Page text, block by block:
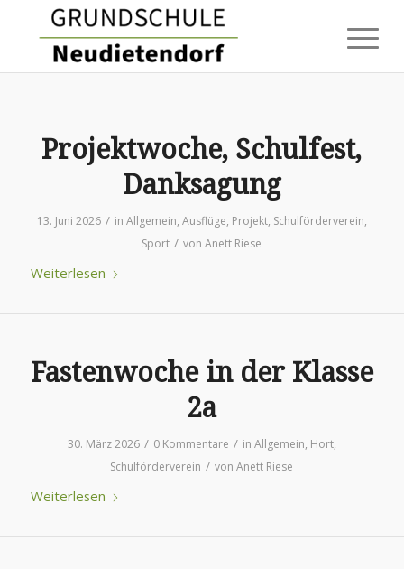
Projektwoche, Schulfest,
Danksagung
13. Juni 2026 / in Allgemein, Ausflüge, Projekt, Schulförderverein,
Sport / vonAnett Riese
Weiterlesen
Fastenwoche in der Klasse
2a
30. März 2026 / 0 Kommentare / in Allgemein, Hort,
Schulförderverein / vonAnett Riese
Weiterlesen